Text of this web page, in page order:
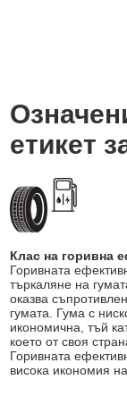
етикет
Клас на горивна
Горивната
търкаляне на
оказва
гумата. Гума с
икономична, тъй
което от своя
Горивната
висока икономия